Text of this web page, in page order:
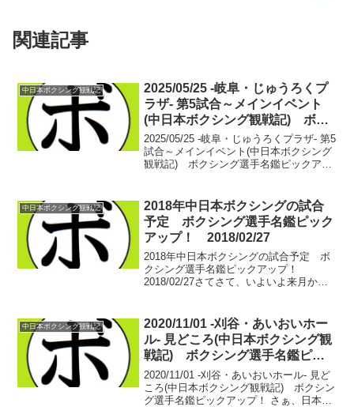
関連記事
中日本ボクシング観戦記
2025/05/25 -岐阜・じゅうろくプ
ラザ- 第5試合～メインイベント
(中日本ボクシング観戦記) ボク
シング選手名鑑ピックアップ！
2025/05/25 -岐阜・じゅうろくプラザ- 第5
試合～メインイベント(中日本ボクシング
観戦記) ボクシング選手名鑑ピックアッ
ングから一方的に攻め立て...
中日本ボクシング観戦記
2018年中日本ボクシングの試合
予定 ボクシング選手名鑑ピック
アップ！ 2018/02/27
2018年中日本ボクシングの試合予定 ボ
クシング選手名鑑ピックアップ！
2018/02/27さてさて、いよいよ来月から
ングの今年の興行スケジュールを記載。
年間で興行スケ...
中日本ボクシング観戦記
2020/11/01 -刈谷・あいおいホー
ル- 見どころ(中日本ボクシング観
戦記) ボクシング選手名鑑ピッ
クアップ！
2020/11/01 -刈谷・あいおいホール- 見ど
ころ(中日本ボクシング観戦記) ボクシン
グ選手名鑑ピックアップ！ さぁ、日本王